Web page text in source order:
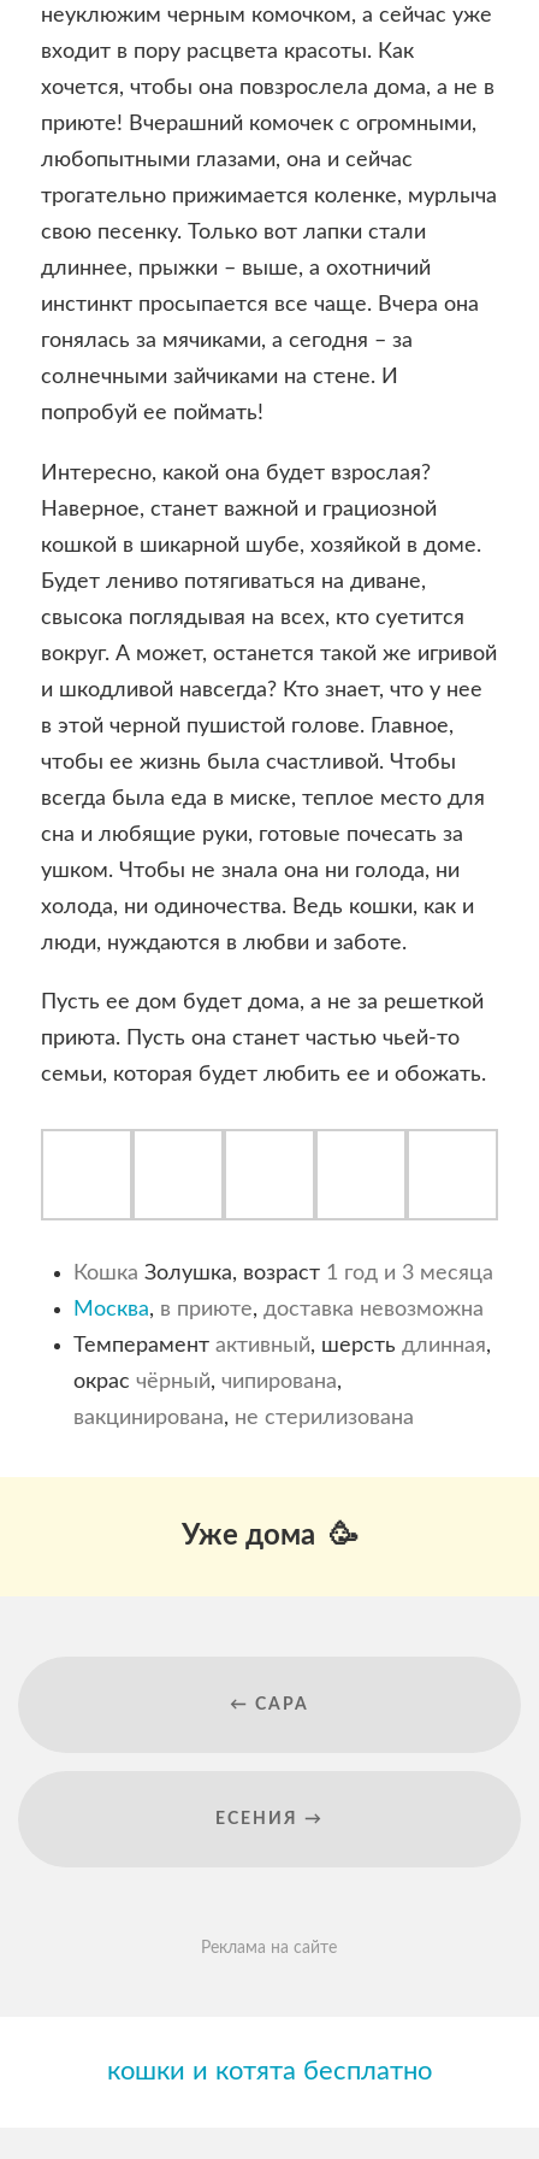
неуклюжим черным комочком, а сейчас уже
входит в пору расцвета красоты. Как
хочется, чтобы она повзрослела дома, а не в
приюте! Вчерашний комочек с огромными,
любопытными глазами, она и сейчас
трогательно прижимается коленке, мурлыча
свою песенку. Только вот лапки стали
длиннее, прыжки – выше, а охотничий
инстинкт просыпается все чаще. Вчера она
гонялась за мячиками, а сегодня – за
солнечными зайчиками на стене. И
попробуй ее поймать!
Интересно, какой она будет взрослая?
Наверное, станет важной и грациозной
кошкой в шикарной шубе, хозяйкой в доме.
Будет лениво потягиваться на диване,
свысока поглядывая на всех, кто суетится
вокруг. А может, останется такой же игривой
и шкодливой навсегда? Кто знает, что у нее
в этой черной пушистой голове. Главное,
чтобы ее жизнь была счастливой. Чтобы
всегда была еда в миске, теплое место для
сна и любящие руки, готовые почесать за
ушком. Чтобы не знала она ни голода, ни
холода, ни одиночества. Ведь кошки, как и
люди, нуждаются в любви и заботе.
Пусть ее дом будет дома, а не за решеткой
приюта. Пусть она станет частью чьей-то
семьи, которая будет любить ее и обожать.
Кошка Золушка, возраст 1 год и 3 месяца
Москва, в приюте, доставка невозможна
Темперамент активный, шерсть длинная,
окрас чёрный, чипирована,
вакцинирована, не стерилизована
Уже дома 🥳
← САРА
ЕСЕНИЯ →
Реклама на сайте
кошки и котята бесплатно